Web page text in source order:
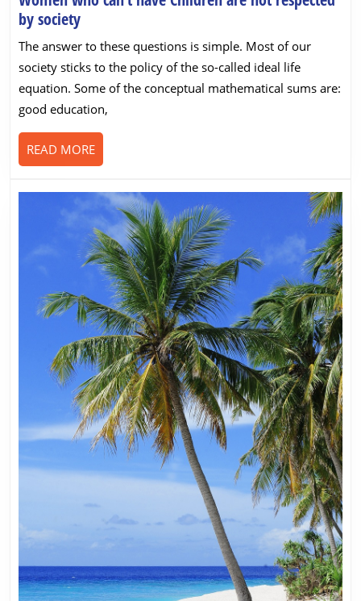
by societyWomen
who
can’t
have
Children
are
not
respected
by
society
The answer to these questions is simple. Most of our
society sticks to the policy of the so-called ideal life
equation. Some of the conceptual mathematical sums are:
good education,
READ MOREREAD
MORE